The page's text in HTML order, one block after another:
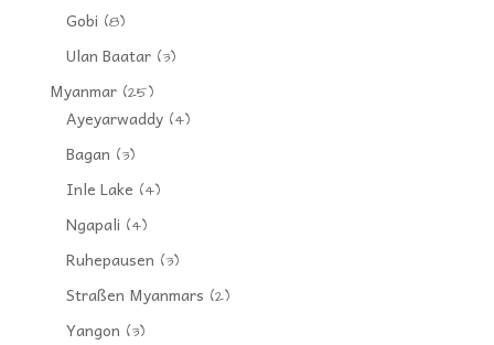
Gobi (8)
Ulan Baatar(3)
Myanmar(25)
Ayeyarwaddy(4)
Bagan (3)
Inle Lake (4)
Ngapali (4)
Ruhepausen (3)
Straßen Myanmars (2)
Yangon (3)